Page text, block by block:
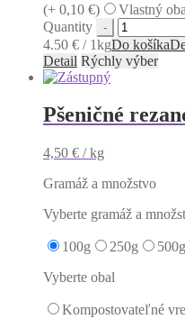
(+ 0,10 €) Vlastný
Quantity
4.50 € / 1kgDo košíka
Detail Rýchly výber
Pšeničné
4,50 € / kg
Gramáž a množstvo
Vyberte gramáž a
100g 250g 500g
Vyberte obal
Kompostovateľné